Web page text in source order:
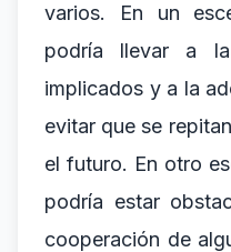
varios. En un
podría llevar a
implicados y a la
evitar que se
el futuro. En otro
podría estar
cooperación de